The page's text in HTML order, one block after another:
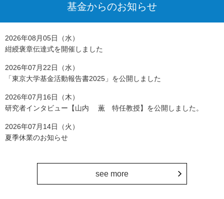
基金からのお知らせ
2026年08月05日（水）
紺綬褒章伝達式を開催しました
2026年07月22日（水）
「東京大学基金活動報告書2025」を公開しました
2026年07月16日（木）
研究者インタビュー【山内 薫 特任教授】を公開しました。
2026年07月14日（火）
夏季休業のお知らせ
see more